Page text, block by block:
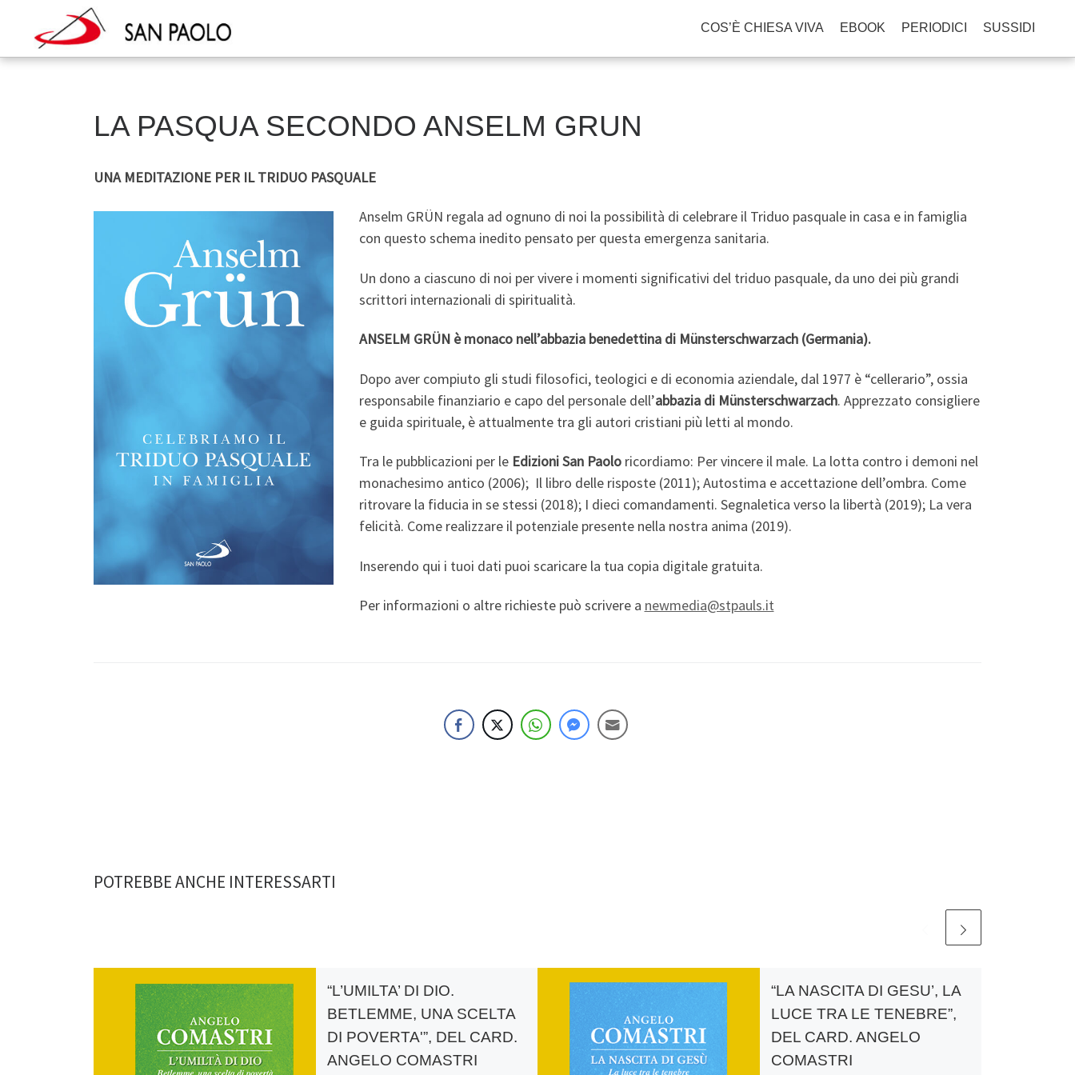
content
COS’È CHIESA VIVA EBOOK PERIODICI SUSSIDI
LA PASQUA SECONDO ANSELM GRUN
UNA MEDITAZIONE PER IL TRIDUO PASQUALE
Anselm GRÜN regala ad ognuno di noi la possibilità di celebrare il Triduo pasquale in casa e in famiglia
con questo schema inedito pensato per questa emergenza sanitaria.
Un dono a ciascuno di noi per vivere i momenti significativi del triduo pasquale, da uno dei più grandi
scrittori internazionali di spiritualità.
ANSELM GRÜN è monaco nell’abbazia benedettina di Münsterschwarzach (Germania).
Dopo aver compiuto gli studi filosofici, teologici e di economia aziendale, dal 1977 è “cellerario”, ossia
responsabile finanziario e capo del personale dell’abbazia di Münsterschwarzach. Apprezzato consigliere
e guida spirituale, è attualmente tra gli autori cristiani più letti al mondo.
Tra le pubblicazioni per le Edizioni San Paoloricordiamo: Per vincere il male. La lotta contro i demoni nel
monachesimo antico (2006); Il libro delle risposte (2011); Autostima e accettazione dell’ombra. Come
ritrovare la fiducia in se stessi (2018); I dieci comandamenti. Segnaletica verso la libertà (2019); La vera
felicità. Come realizzare il potenziale presente nella nostra anima (2019).
Inserendo qui i tuoi dati puoi scaricare la tua copia digitale gratuita.
Per informazioni o altre richieste può scrivere a newmedia@stpauls.it
POTREBBE ANCHE INTERESSARTI
“L’UMILTA’ DI DIO.
BETLEMME, UNA SCELTA
DI POVERTA'”, DEL CARD.
ANGELO COMASTRI
“LA NASCITA DI GESU’, LA
LUCE TRA LE TENEBRE”,
DEL CARD. ANGELO
COMASTRI